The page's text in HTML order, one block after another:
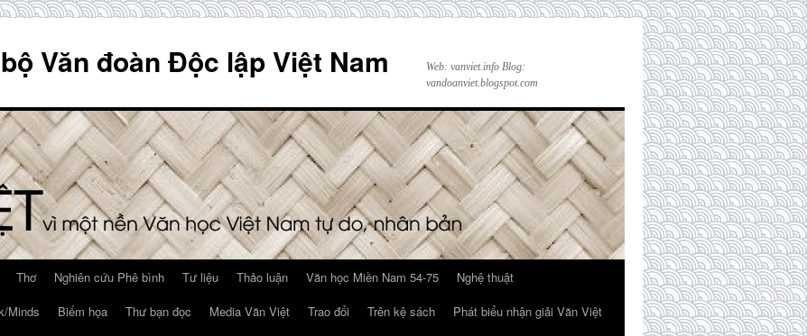
Văn đoàn Độc lập Việt Nam
Web: vanviet.info Blog:
vandoanviet.blogspot.com
Thơ Nghiên cứu Phê bình Tư liệu Thảo luận Văn học Miền Nam 54-75
Nghệ thuật
Minds Biếm họa Thư bạn đọc Media Văn Việt Trao đổi Trên kệ sách
Phát biểu nhận giải Văn Việt